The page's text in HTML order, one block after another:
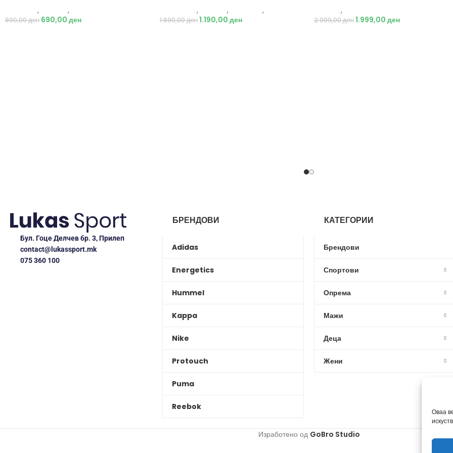
Оваа
, ,
890,00ден 690,00 ден
, , ,
1.690,00ден 1.190,00 ден
,
2.999,00ден1.999,00 ден
Бул. Гоце Делчев бр. 3, Прилеп
contact@lukassport.mk
075 360 100
БРЕНДОВИ
Adidas
Energetics
Hummel
Kappa
Nike
Protouch
Puma
Reebok
КАТЕГОРИИ
Брендови
Спортови
Опрема
Мажи
Деца
Жени
Изработено од GoBro Studio